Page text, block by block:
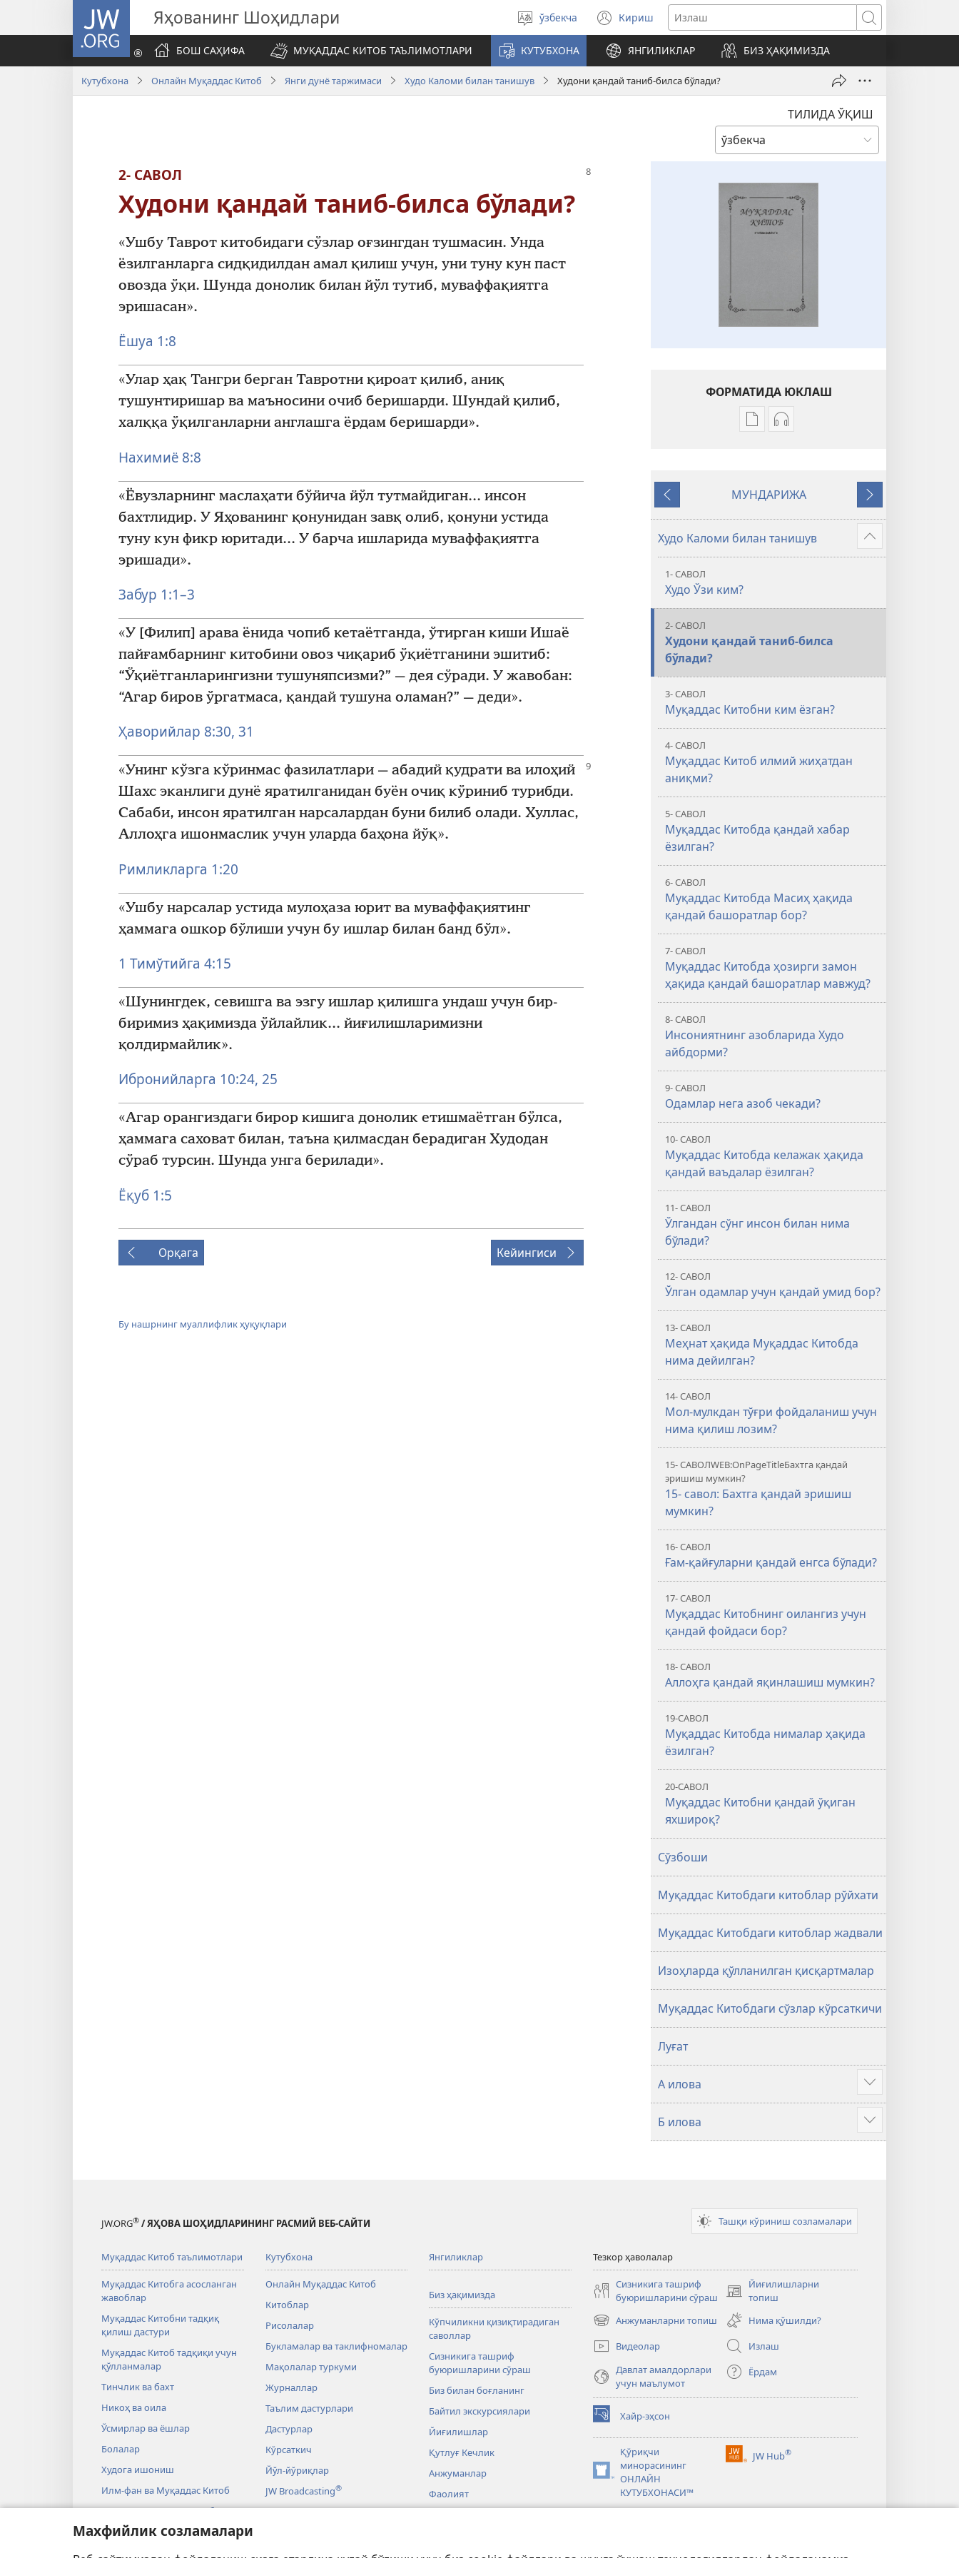
Махфийлик созламалари
JW.ORG Яҳованинг Шоҳидлари
Тилни
танланг
ўзбекча Кириш
(янги
ойнада
очилади)
Излаш
БОШ САҲИФА
МУҚАДДАС КИТОБ ТАЪЛИМОТЛАРИ КУТУБХОНА ЯНГИЛИКЛАР БИЗ ҲАҚИМИЗДА
Кутубхона Онлайн Муқаддас Китоб Янги дунё таржимаси Худо Каломи билан танишув Худони қандай таниб-билса бўлади?
ТИЛИДА ЎҚИШ
2- САВОЛ
Худони қандай таниб-билса бўлади?
«Ушбу Таврот китобидаги сўзлар оғзингдан тушмасин. Унда
ёзилганларга сидқидилдан амал қилиш учун, уни туну кун паст
овозда ўқи. Шунда донолик билан йўл тутиб, муваффақиятга
эришасан».
Ёшуа 1:8
«Улар ҳақ Тангри берган Тавротни қироат қилиб, аниқ
тушунтиришар ва маъносини очиб беришарди. Шундай қилиб,
халққа ўқилганларни англашга ёрдам беришарди».
Нахимиё 8:8
«Ёвузларнинг маслаҳати бўйича йўл тутмайдиган... инсон
бахтлидир. У Яҳованинг қонунидан завқ олиб, қонуни устида
туну кун фикр юритади... У барча ишларида муваффақиятга
эришади».
Забур 1:1–3
«У [Филип] арава ёнида чопиб кетаётганда, ўтирган киши Ишаё
пайғамбарнинг китобини овоз чиқариб ўқиётганини эшитиб:
“Ўқиётганларингизни тушуняпсизми?” — дея сўради. У жавобан:
“Агар биров ўргатмаса, қандай тушуна оламан?” — деди».
Ҳаворийлар 8:30, 31
«Унинг кўзга кўринмас фазилатлари — абадий қудрати ва илоҳий
Шахс эканлиги дунё яратилганидан буён очиқ кўриниб турибди.
Сабаби, инсон яратилган нарсалардан буни билиб олади. Хуллас,
Аллоҳга ишонмаслик учун уларда баҳона йўқ».
Римликларга 1:20
«Ушбу нарсалар устида мулоҳаза юрит ва муваффақиятинг
ҳаммага ошкор бўлиши учун бу ишлар билан банд бўл».
1 Тимўтийга 4:15
«Шунингдек, севишга ва эзгу ишлар қилишга ундаш учун бир-
биримиз ҳақимизда ўйлайлик... йиғилишларимизни
қолдирмайлик».
Ибронийларга 10:24, 25
«Агар орангиздаги бирор кишига донолик етишмаётган бўлса,
ҳаммага саховат билан, таъна қилмасдан берадиган Худодан
сўраб турсин. Шунда унга берилади».
Ёқуб 1:5
Орқага Кейингиси
Бу нашрнинг муаллифлик ҳуқуқлари
ФОРМАТИДА ЮКЛАШ
Электрон
олиш
Китоб
Аудио
Муқаддас
Янги
Орқага
МУНДАРИЖА
Кейингиси
Худо Каломи билан танишув Батафсил
1- САВОЛ
Худо Ўзи ким?
2- САВОЛ
Худони қандай таниб-билса
бўлади?
3- САВОЛ
Муқаддас Китобни ким ёзган?
4- САВОЛ
Муқаддас Китоб илмий жиҳатдан
аниқми?
5- САВОЛ
Муқаддас Китобда қандай хабар
ёзилган?
6- САВОЛ
Муқаддас Китобда Масиҳ ҳақида
қандай башоратлар бор?
7- САВОЛ
Муқаддас Китобда ҳозирги замон
ҳақида қандай башоратлар мавжуд?
8- САВОЛ
Инсониятнинг азобларида Худо
айбдорми?
9- САВОЛ
Одамлар нега азоб чекади?
10- САВОЛ
Муқаддас Китобда келажак ҳақида
қандай ваъдалар ёзилган?
11- САВОЛ
Ўлгандан сўнг инсон билан нима
бўлади?
12- САВОЛ
Ўлган одамлар учун қандай умид бор?
13- САВОЛ
Меҳнат ҳақида Муқаддас Китобда
нима дейилган?
14- САВОЛ
Мол-мулкдан тўғри фойдаланиш учун
нима қилиш лозим?
15- САВОЛWEB:OnPageTitleБахтга қандай
эришиш мумкин?
15- савол: Бахтга қандай эришиш
мумкин?
16- САВОЛ
Ғам-қайғуларни қандай енгса бўлади?
17- САВОЛ
Муқаддас Китобнинг оилангиз учун
қандай фойдаси бор?
18- САВОЛ
Аллоҳга қандай яқинлашиш мумкин?
19-САВОЛ
Муқаддас Китобда нималар ҳақида
ёзилган?
20-САВОЛ
Муқаддас Китобни қандай ўқиган
яхшироқ?
Сўзбоши
Муқаддас Китобдаги китоблар рўйхати
Муқаддас Китобдаги китоблар жадвали
Изоҳларда қўлланилган қисқартмалар
Муқаддас Китобдаги сўзлар кўрсаткичи
Луғат
А илова Батафсил
Б илова Батафсил
JW.ORG® / ЯҲОВА ШОҲИДЛАРИНИНГ РАСМИЙ ВЕБ-САЙТИ Ташқи кўриниш созламалари
Муқаддас Китоб таълимотлари
Муқаддас Китобга асосланган
жавоблар
Муқаддас Китобни тадқиқ
қилиш дастури
Муқаддас Китоб тадқиқи учун
қўлланмалар
Тинчлик ва бахт
Никоҳ ва оила
Ўсмирлар ва ёшлар
Болалар
Худога ишониш
Илм-фан ва Муқаддас Китоб
Тарих ва Муқаддас Китоб
Кутубхона
Онлайн Муқаддас Китоб
Китоблар
Рисолалар
Букламалар ва таклифномалар
Мақолалар туркуми
Журналлар
Таълим дастурлари
Дастурлар
Кўрсаткич
Йўл-йўриқлар
JW Broadcasting®
Видеолар
Янгиликлар
Биз ҳақимизда
Кўпчиликни қизиқтирадиган
саволлар
Сизникига ташриф
буюришларини сўраш
Биз билан боғланинг
Байтил экскурсиялари
Йиғилишлар
Қутлуғ Кечлик
Анжуманлар
Фаолият
Тезкор ҳаволалар
Сизникига ташриф
буюришларини сўраш
Йиғилишларни
топиш
(янги
ойнада
очилади)
Анжуманларни топиш
(янги
ойнада
очилади)
Нима қўшилди?
Видеолар
Излаш
Давлат амалдорлари
учун маълумот
Ёрдам
Хайр-эҳсон
(янги
ойнада
очилади)Қўриқчи
минорасининг
ОНЛАЙН
КУТУБХОНАСИ™
(янги
ойнада
очилади)
JW Hub®
(янги